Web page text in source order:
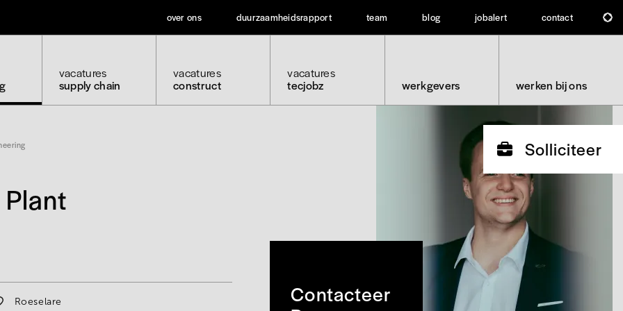
over ons duurzaamheidsrapport team blog jobalert contact
vacatures
supply chain
vacatures
construct
vacatures
tecjobz werkgevers werken bij ons
Roeselare Contacteer
Solliciteer